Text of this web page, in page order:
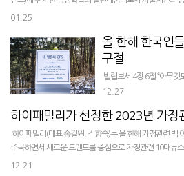
프로그램을 운영하고 있다. ...
01.25
올 한해 한국인
구절
빌립보서 4장 6절 “아무것
와 간구로, 너희 구할 것을
이끈 최애(最愛)...
12.27
하이패밀리가 선정한 2023년 가정
하이패밀리(대표 송길원, 김향숙)는 올 한해 가정관련 빅
주목하면서 새로운 트랜드를 중심으로 가정관련 10대뉴
롭다’… WHO ...
12.21